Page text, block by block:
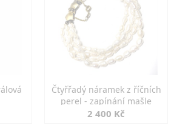
Čtyřřadý náramek z říčních
perel - zapínání mašle
2 400 Kč